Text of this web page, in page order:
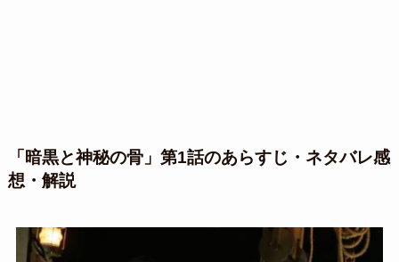
「暗黒と神秘の骨」第1話のあらすじ・ネタバレ感
想・解説